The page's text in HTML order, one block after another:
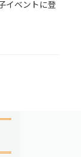
イベントに登